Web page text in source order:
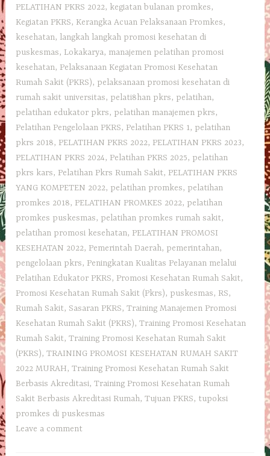
PELATIHAN PKRS 2022, kegiatan bulanan promkes,
Kegiatan PKRS, Kerangka Acuan Pelaksanaan Promkes,
kesehatan, langkah langkah promosi kesehatan di
puskesmas, Lokakarya, manajemen pelatihan promosi
kesehatan, Pelaksanaan Kegiatan Promosi Kesehatan
Rumah Sakit (PKRS), pelaksanaan promosi kesehatan di
rumah sakit universitas, pelati8han pkrs, pelatihan,
pelatihan edukator pkrs, pelatihan manajemen pkrs,
Pelatihan Pengelolaan PKRS, Pelatihan PKRS 1, pelatihan
pkrs 2018, PELATIHAN PKRS 2022, PELATIHAN PKRS 2023,
PELATIHAN PKRS 2024, Pelatihan PKRS 2025, pelatihan
pkrs kars, Pelatihan Pkrs Rumah Sakit, PELATIHAN PKRS
YANG KOMPETEN 2022, pelatihan promkes, pelatihan
promkes 2018, PELATIHAN PROMKES 2022, pelatihan
promkes puskesmas, pelatihan promkes rumah sakit,
pelatihan promosi kesehatan, PELATIHAN PROMOSI
KESEHATAN 2022, Pemerintah Daerah, pemerintahan,
pengelolaan pkrs, Peningkatan Kualitas Pelayanan melalui
Pelatihan Edukator PKRS, Promosi Kesehatan Rumah Sakit,
Promosi Kesehatan Rumah Sakit (Pkrs), puskesmas, RS,
Rumah Sakit, Sasaran PKRS,Training Manajemen Promosi
Kesehatan Rumah Sakit (PKRS),Training Promosi Kesehatan
Rumah Sakit,Training Promosi Kesehatan Rumah Sakit
(PKRS),TRAINING PROMOSI KESEHATAN RUMAH SAKIT
2022 MURAH,Training Promosi Kesehatan Rumah Sakit
Berbasis Akreditasi,Training Promosi Kesehatan Rumah
Sakit Berbasis Akreditasi Rumah,Tujuan PKRS, tupoksi
promkes di puskesmas
Leave a comment